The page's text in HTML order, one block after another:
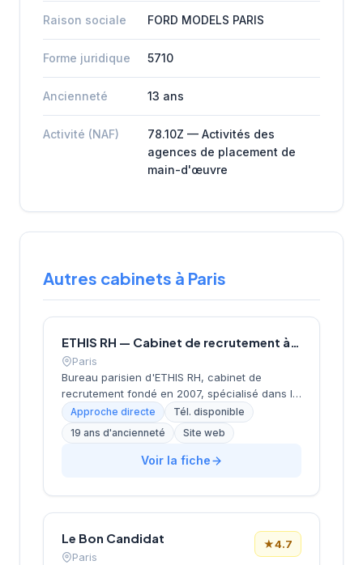
Raison sociale FORD MODELS PARIS
Forme juridique 5710
Ancienneté 13 ans
Activité (NAF)
78.10Z — Activités des
agences de placement de
main-d'œuvre
Autres cabinets à Paris
ETHIS RH — Cabinet de recrutement à Paris
Paris
Bureau parisien d'ETHIS RH, cabinet de
recrutement fondé en 2007, spécialisé dans le
conseil en ressources humaines, le
recrutement de cadres et dirigeants, le
coaching et l'outplacement. Situé au 16 rue de
Monceau dans le 8e arrondissement de Paris,
Approche directe
Tél. disponible
19 ans d'ancienneté
Site web
Voir la fiche
Le Bon Candidat
Paris
★4.7